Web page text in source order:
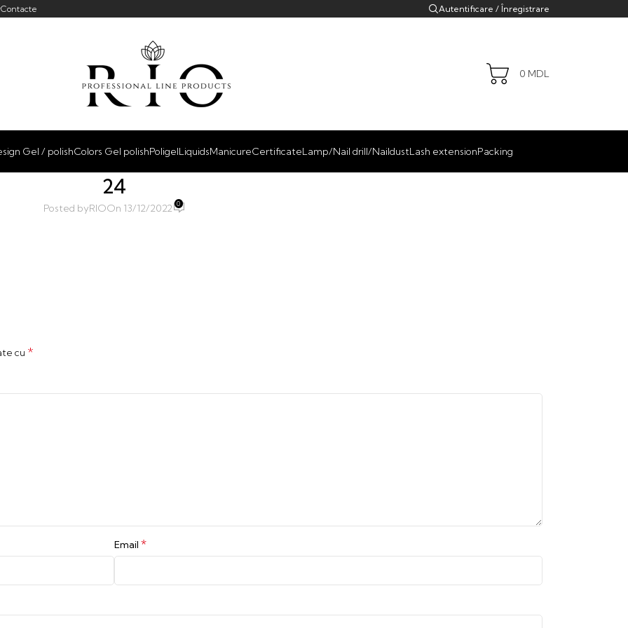
Contacte Autentificare / Înregistrare
0 MDL
Gel / polishColors Gel polishPoligelLiquidsManicureCertificateLamp/Nail drill/NaildustLash extensionPacking
24
Posted byRIOOn 13/12/2022 0
cu *
Email *